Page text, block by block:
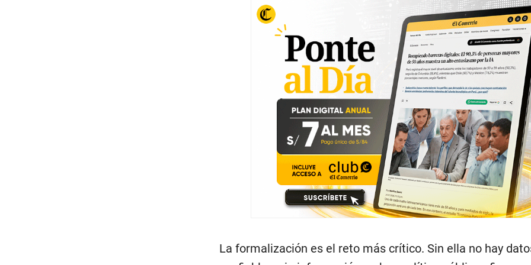
La formalización es el reto más crítico. Sin ella no hay